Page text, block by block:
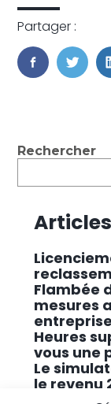
Partager :
FaceBook
Blog
Rechercher
Flambée
mesures
Heures
vous une
Le
le revenu